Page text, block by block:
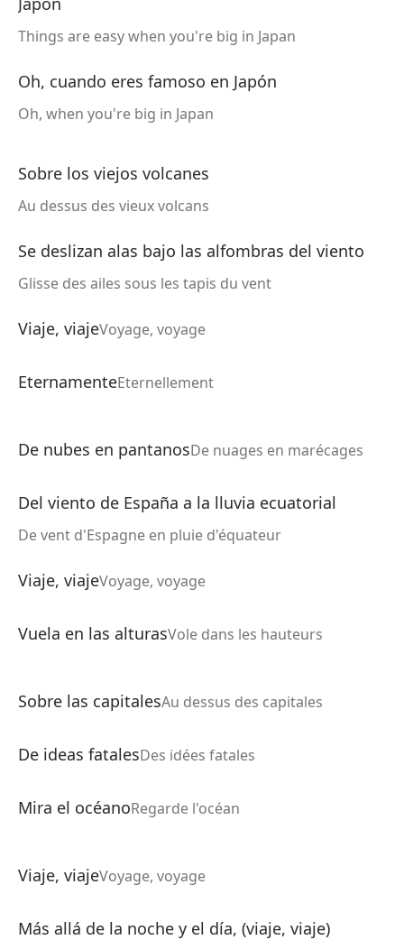
Things are easy when you're big in Japan
Oh, cuando eres famoso en Japón
Oh, when you're big in Japan
Sobre los viejos volcanes
Au dessus des vieux volcans
Se deslizan alas bajo las alfombras del viento
Glisse des ailes sous les tapis du vent
Viaje, viajeVoyage, voyage
EternamenteEternellement
De nubes en pantanosDe nuages en marécages
Del viento de España a la lluvia ecuatorial
De vent d'Espagne en pluie d'équateur
Viaje, viajeVoyage, voyage
Vuela en las alturasVole dans les hauteurs
Sobre las capitalesAu dessus des capitales
De ideas fatalesDes idées fatales
Mira el océanoRegarde l'océan
Viaje, viajeVoyage, voyage
Más allá de la noche y el día, (viaje, viaje)